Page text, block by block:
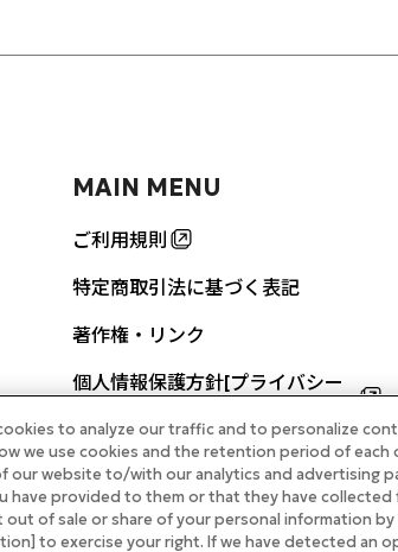
MAIN MENU
ご利用規則
特定商取引法に基づく表記
著作権・リンク
個人情報保護方針[プライバシー
FEATURES
帝国ホテルのカレーをご自宅で
to analyze our traffic and to personalize
we use cookies and the retention period of each
our website to/with our analytics and advertising
have provided to them or that they have collected
of sale or share of your personal information by
to exercise your right. If we have detected an